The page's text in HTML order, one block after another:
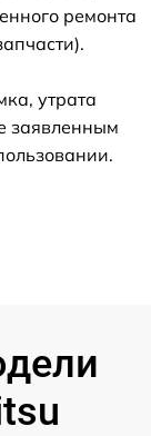
ремонта
утрата
заявленным